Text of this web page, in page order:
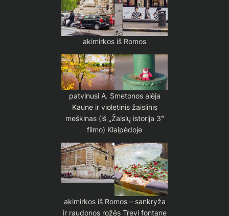
akimirkos iš Romos
patvinusi A. Smetonos alėja
Kaune ir violetinis žaislinis
meškinas (iš „Žaislų istorija 3“
filmo) Klaipėdoje
akimirkos iš Romos – sankryža
ir raudonos rožės Trevi fontane